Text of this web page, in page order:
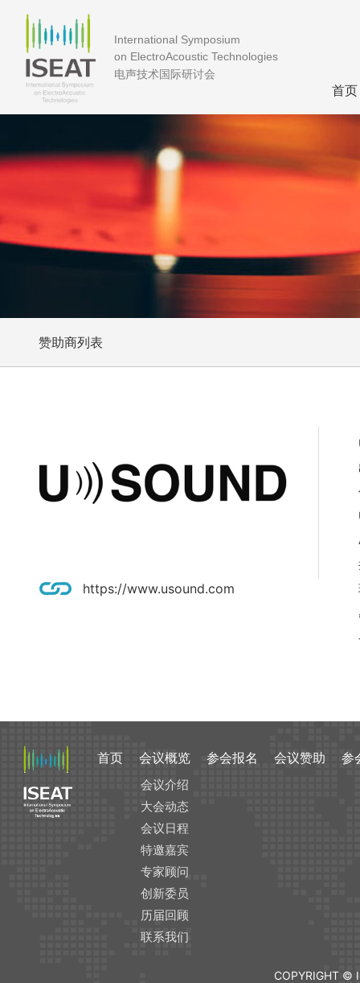
International Symposium
on ElectroAcoustic Technologies
电声技术国际研讨会
首页
赞助商列表
https://www.usound.com
首页 会议概览
会议介绍
大会动态
会议日程
特邀嘉宾
专家顾问
创新委员
历届回顾
联系我们
参会报名 会议赞助 参
COPYRIGHT ©